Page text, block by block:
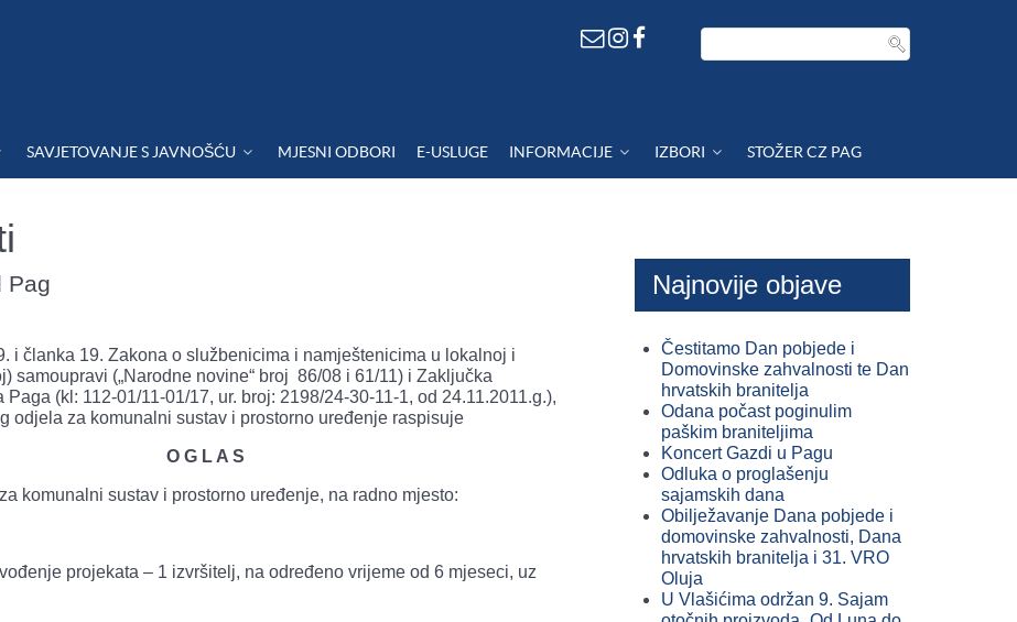
SAVJETOVANJE S JAVNOŠĆU MJESNI ODBORI E-USLUGE INFORMACIJE IZBORI STOŽER CZ PAG
Pag
i članka 19. Zakona o službenicima i namještenicima u lokalnoj i
samoupravi („Narodne novine“ broj 86/08 i 61/11) i Zaključka
(kl: 112-01/11-01/17, ur. broj: 2198/24-30-11-1, od 24.11.2011.g.),
odjela za komunalni sustav i prostorno uređenje raspisuje
O G L A S
komunalni sustav i prostorno uređenje, na radno mjesto:
projekata – 1 izvršitelj, na određeno vrijeme od 6 mjeseci, uz
Najnovije objave
Čestitamo Dan pobjede i
Domovinske zahvalnosti te Dan
hrvatskih branitelja
Odana počast poginulim
paškim braniteljima
Koncert Gazdi u Pagu
Odluka o proglašenju
sajamskih dana
Obilježavanje Dana pobjede i
domovinske zahvalnosti, Dana
hrvatskih branitelja i 31. VRO
Oluja
U Vlašićima održan 9. Sajam